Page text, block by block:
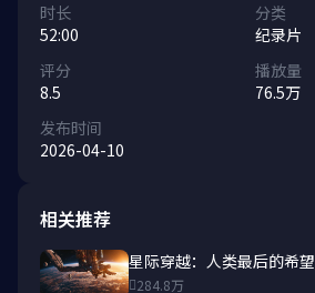
时长
52:00
分类
纪录片
评分
8.5
播放量
76.5万
发布时间
2026-04-10
相关推荐
星际穿越：人类最后的希望
284.8万